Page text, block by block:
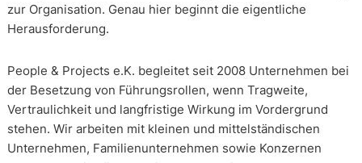
zur Organisation. Genau hier beginnt die eigentliche
Herausforderung.
People & Projects e.K. begleitet seit 2008 Unternehmen bei
der Besetzung von Führungsrollen, wenn Tragweite,
Vertraulichkeit und langfristige Wirkung im Vordergrund
stehen. Wir arbeiten mit kleinen und mittelständischen
Unternehmen, Familienunternehmen sowie Konzernen